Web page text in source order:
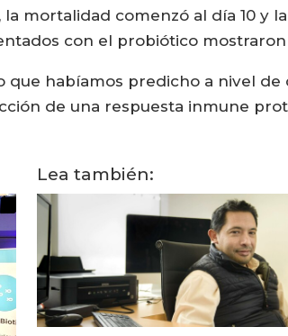
mortalidad comenzó al día 10 y
con el probiótico
que habíamos predicho a nivel
de una respuesta inmune
Lea también: